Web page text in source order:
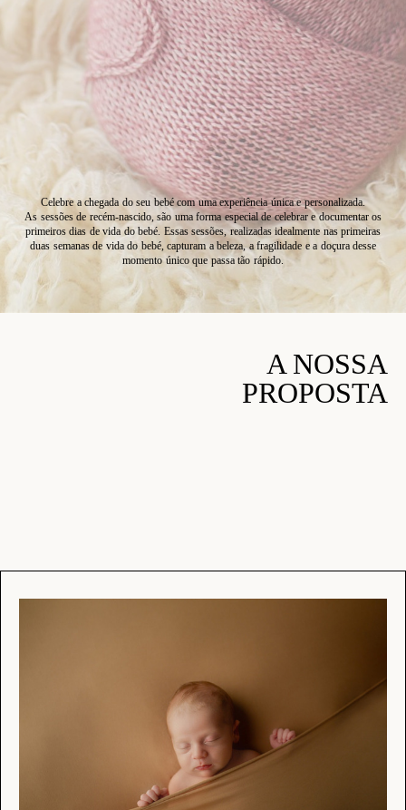
Celebre a chegada do seu bebé com uma experiência única e personalizada.
As sessões de recém-nascido, são uma forma especial de celebrar e documentar os
primeiros dias de vida do bebé. Essas sessões, realizadas idealmente nas primeiras
duas semanas de vida do bebé, capturam a beleza, a fragilidade e a doçura desse
momento único que passa tão rápido.
A NOSSA
PROPOSTA